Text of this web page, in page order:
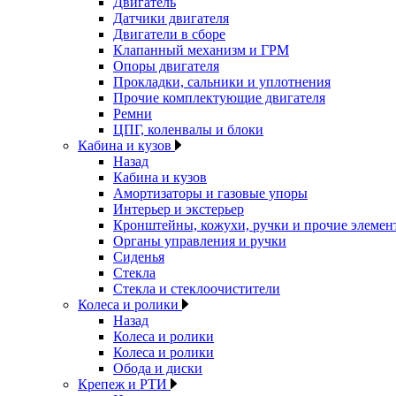
Датчики двигателя
Двигатели в сборе
Клапанный механизм и ГРМ
Опоры двигателя
Прокладки, сальники и уплотнения
Прочие комплектующие двигателя
Ремни
ЦПГ, коленвалы и блоки
Кабина и кузов
Назад
Кабина и кузов
Амортизаторы и газовые упоры
Интерьер и экстерьер
Кронштейны, кожухи, ручки и прочие
Органы управления и ручки
Сиденья
Стекла
Стекла и стеклоочистители
Колеса и ролики
Назад
Колеса и ролики
Колеса и ролики
Обода и диски
Крепеж и РТИ